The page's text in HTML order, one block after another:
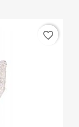
favorite_border